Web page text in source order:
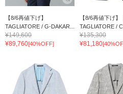
【8/6再値下げ】
TAGLIATORE / G-DAKAR...
¥149,600
¥89,760[40%OFF]
【8/6再値下げ】
TAGLIATORE /
¥135,300
¥81,180